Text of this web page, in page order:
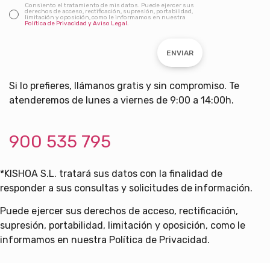
Consiento el tratamiento de mis datos. Puede ejercer sus
derechos de acceso, rectificación, supresión, portabilidad,
limitación y oposición, como le informamos en nuestra
Política de Privacidad y Aviso Legal.
ENVIAR
Si lo prefieres, llámanos gratis y sin compromiso. Te
atenderemos de lunes a viernes de 9:00 a 14:00h.
900 535 795
*KISHOA S.L. tratará sus datos con la finalidad de
responder a sus consultas y solicitudes de información.
Puede ejercer sus derechos de acceso, rectificación,
supresión, portabilidad, limitación y oposición, como le
informamos en nuestra Política de Privacidad.